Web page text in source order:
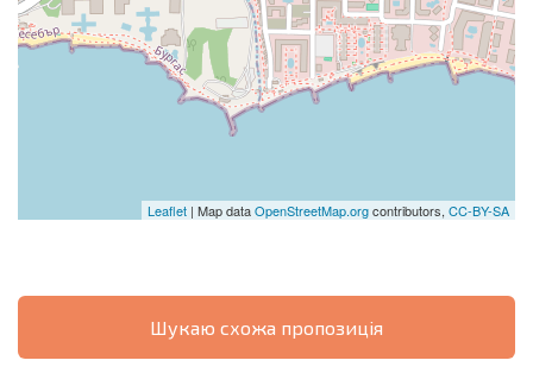
Leaflet | Map dataOpenStreetMap.orgcontributors, CC-BY-SA
Шукаю схожа пропозиція